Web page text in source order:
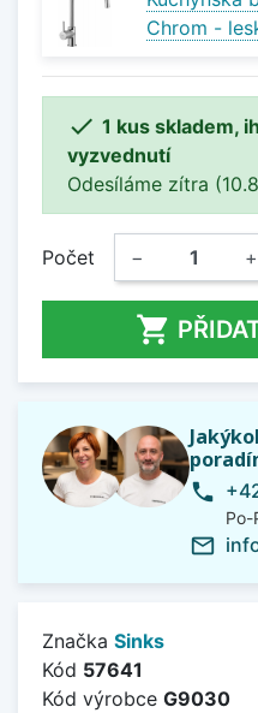
Chrom -
 1 kus skladem,
vyzvednutí
Odesíláme zítra
Počet − +

phone
Po-
mail_outline
Značka Sinks
Kód 57641
Kód výrobce G9030